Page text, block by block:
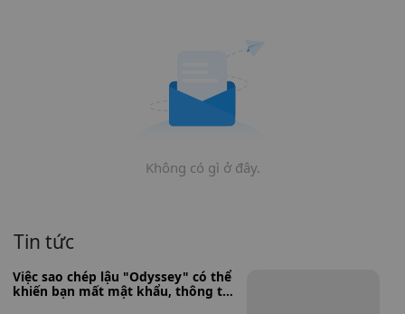
Không có gì ở đây.
Tin tức
Việc sao chép lậu "Odyssey" có thể
khiến bạn mất mật khẩu, thông tin